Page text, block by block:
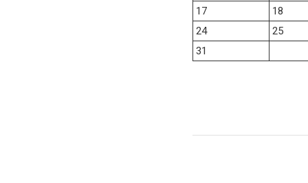
17
18
24
25
31